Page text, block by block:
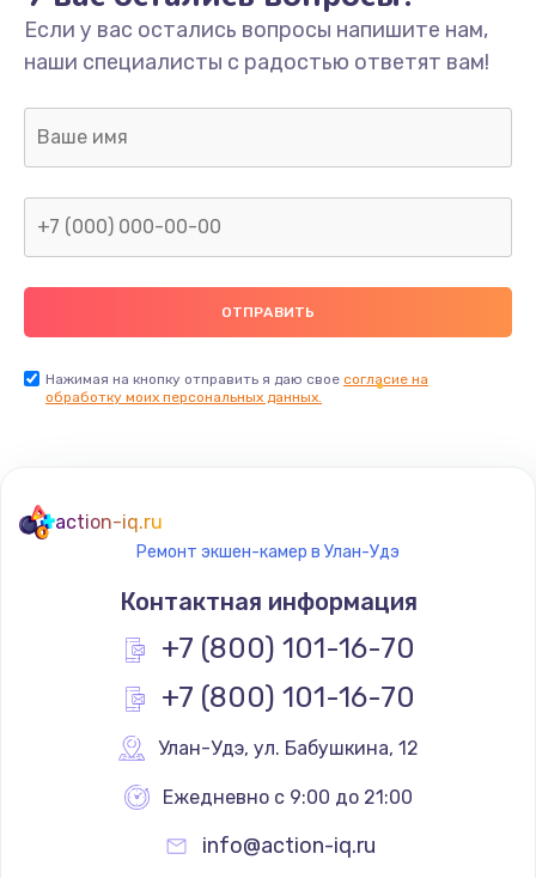
Замена/Pемонт карбюратора
1300 руб.
Заказать
Ремонт капиллярной трубки
400 руб.
Заказать
Замена термостата
1200 руб.
Заказать
Замена реле
Замена термопредохранителя
700 руб.
Если у вас остались вопросы напишите нам,
наши специалисты с радостью ответят вам!
Нажимая на кнопку отправить я даю свое согласие на
обработку моих персональных данных.
action-iq.ru
Ремонт экшен-камер в Улан-Удэ
Контактная информация
+7 (800) 101-16-70
+7 (800) 101-16-70
Улан-Удэ, ул. Бабушкина, 12
Ежедневно с 9:00 до 21:00
info@action-iq.ru